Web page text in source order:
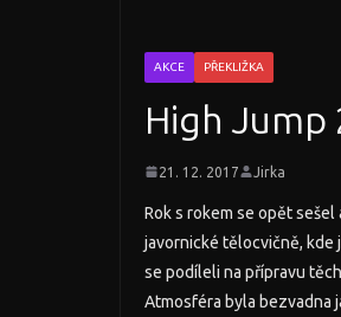
AKCE PŘEKLIŽKA
High Jump
21. 12. 2017 Jirka
Rok s rokem se opět
javornické tělocvičně, kde
se podíleli na přípravu
Atmosféra byla bezvadna